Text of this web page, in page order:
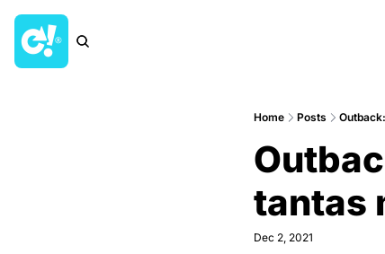
Home Posts
tantas
Dec 2, 2021